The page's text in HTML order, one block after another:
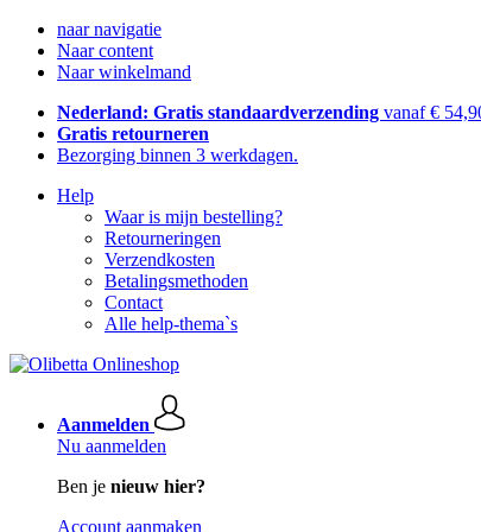
naar navigatie
Naar content
Naar winkelmand
Nederland: Gratis standaardverzending vanaf €
Gratis retourneren
Bezorging binnen 3 werkdagen.
Help
Waar is mijn bestelling?
Retourneringen
Verzendkosten
Betalingsmethoden
Contact
Alle help-thema`s
Aanmelden
Nu aanmelden
Ben je nieuw hier?
Account aanmaken